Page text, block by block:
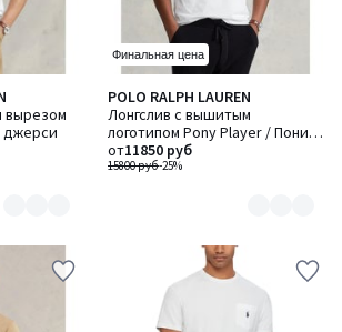
вырезом
джерси
Финальная цена
POLO RALPH LAUREN
Лонгслив с вышитым
логотипом Pony Player / Пони
Плейер
15800 руб-25%
от11850 руб
Количество
цветов:
3